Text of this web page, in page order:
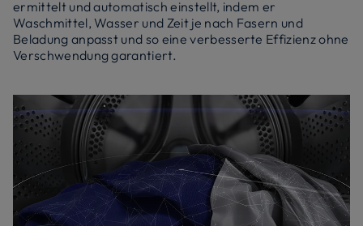
ermittelt und automatisch einstellt, indem er
Waschmittel, Wasser und Zeit je nach Fasern und
Beladung anpasst und so eine verbesserte Effizienz ohne
Verschwendung garantiert.